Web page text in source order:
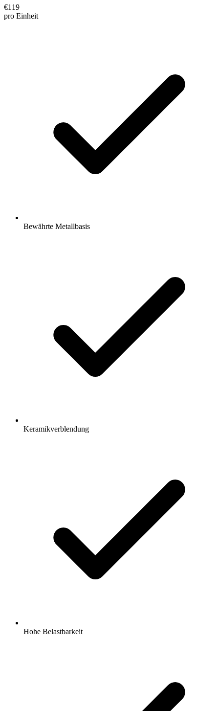
€119
pro Einheit
Bewährte Metallbasis
Keramikverblendung
Hohe Belastbarkeit